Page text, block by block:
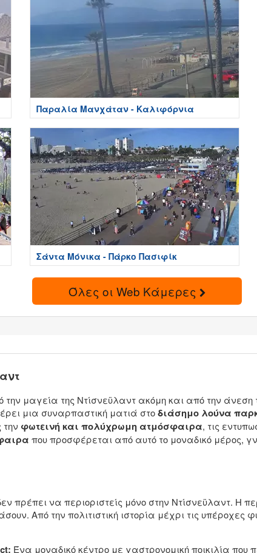
Παραλία Μανχάταν - Καλιφόρνια
Σάντα Μόνικα - Πάρκο Πασιφίκ
Όλες οι Web Κάμερες
την μαγεία της Ντίσνεϋλαντ ακόμη και από την
μια συναρπαστική ματιά στοδιάσημο λούνα
φωτεινή και πολύχρωμη ατμόσφαιρα, τις
που προσφέρεται από αυτό το μοναδικό μέρος,
πρέπει να περιοριστείς μόνο στην Ντίσνεϋλαντ. Η
Από την πολιτιστική ιστορία μέχρι τις υπέροχες
Ένα μοναδικό κέντρο με γαστρονομική ποικιλία που